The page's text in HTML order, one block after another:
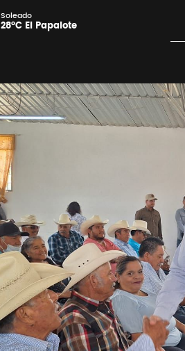
Soleado
28°C El Papalote